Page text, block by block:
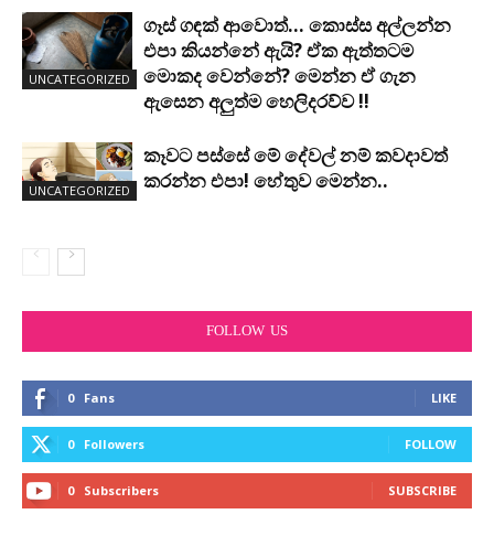
UNCATEGORIZED
ගෑස් ගඳක් ආවොත්… කොස්ස අල්ලන්න
එපා කියන්නේ ඇයි? ඒක ඇත්තටම
මොකද වෙන්නේ? මෙන්න ඒ ගැන
ඇසෙන අලුත්ම හෙලිදරව්ව !!
UNCATEGORIZED
කෑවට පස්සේ මේ දේවල් නම් කවදාවත්
කරන්න එපා! හේතුව මෙන්න..
FOLLOW US
0 Fans LIKE
0 Followers FOLLOW
0 Subscribers SUBSCRIBE